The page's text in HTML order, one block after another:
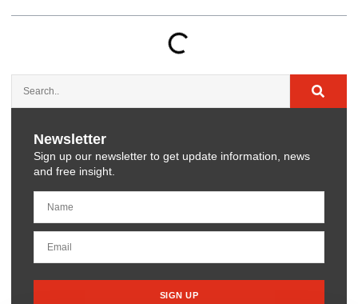
Newsletter
Sign up our newsletter to get update information, news
and free insight.
SIGN UP